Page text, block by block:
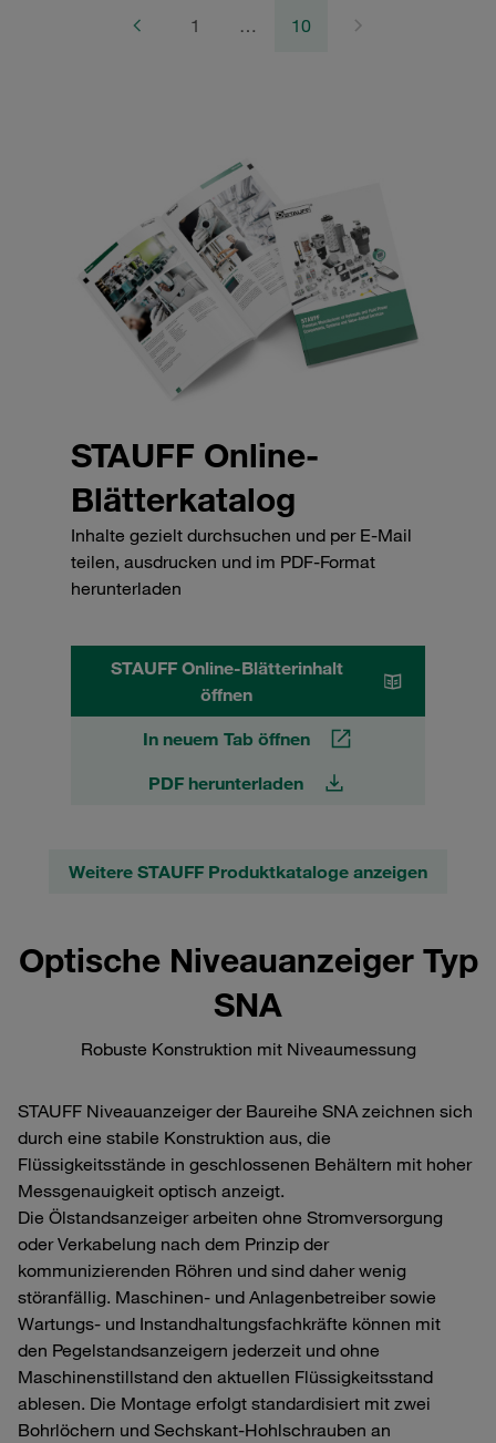
1 … 10
STAUFF Online-
Blätterkatalog
Inhalte gezielt durchsuchen und per E-Mail
teilen, ausdrucken und im PDF-Format
herunterladen
STAUFF Online-Blätterinhalt
öffnen
In neuem Tab öffnen
PDF herunterladen
Weitere STAUFF Produktkataloge anzeigen
Optische Niveauanzeiger Typ
SNA
Robuste Konstruktion mit Niveaumessung
STAUFF Niveauanzeiger der Baureihe SNA zeichnen sich
durch eine stabile Konstruktion aus, die
Flüssigkeitsstände in geschlossenen Behältern mit hoher
Messgenauigkeit optisch anzeigt.
Die Ölstandsanzeiger arbeiten ohne Stromversorgung
oder Verkabelung nach dem Prinzip der
kommunizierenden Röhren und sind daher wenig
störanfällig. Maschinen- und Anlagenbetreiber sowie
Wartungs- und Instandhaltungsfachkräfte können mit
den Pegelstandsanzeigern jederzeit und ohne
Maschinenstillstand den aktuellen Flüssigkeitsstand
ablesen. Die Montage erfolgt standardisiert mit zwei
Bohrlöchern und Sechskant-Hohlschrauben an